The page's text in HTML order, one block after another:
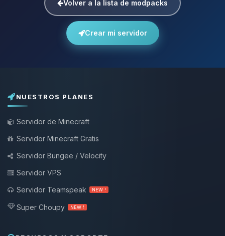
Volver a la lista de modpacks
Crear mi servidor
NUESTROS PLANES
Servidor de Minecraft
Servidor Minecraft Gratis
Servidor Bungee / Velocity
Servidor VPS
Servidor Teamspeak
NEW !
Super Choupy NEW !